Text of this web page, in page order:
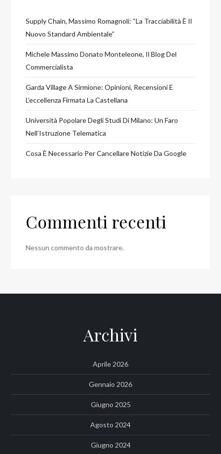
Supply Chain, Massimo Romagnoli: “La Tracciabilità È Il
Nuovo Standard Ambientale”
Michele Massimo Donato Monteleone, Il Blog Del
Commercialista
Garda Village A Sirmione: Opinioni, Recensioni E
L’eccellenza Firmata La Castellana
Università Popolare Degli Studi Di Milano: Un Faro
Nell’Istruzione Telematica
Cosa È Necessario Per Cancellare Notizie Da Google
Commenti recenti
Nessun commento da mostrare.
Archivi
Aprile 2026
Gennaio 2026
Giugno 2025
Agosto 2024
Giugno 2024